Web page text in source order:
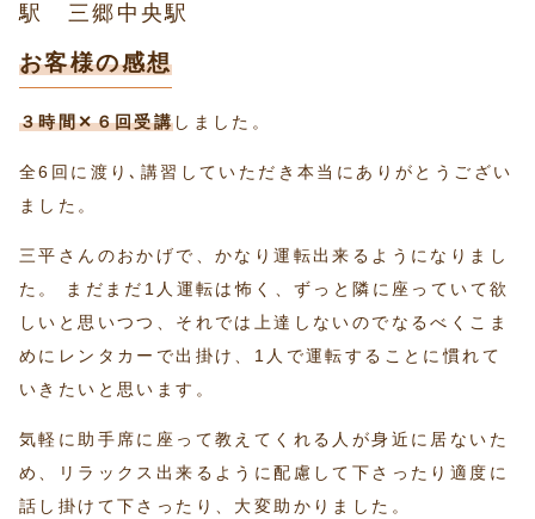
駅 三郷中央駅
お客様の感想
３時間✕６回受講しました。
全6回に渡り､講習していただき本当にありがとうござい
ました。
三平さんのおかげで、かなり運転出来るようになりまし
た。 まだまだ1人運転は怖く、ずっと隣に座っていて欲
しいと思いつつ、それでは上達しないのでなるべくこま
めにレンタカーで出掛け、1人で運転することに慣れて
いきたいと思います。
気軽に助手席に座って教えてくれる人が身近に居ないた
め、リラックス出来るように配慮して下さったり適度に
話し掛けて下さったり、大変助かりました。